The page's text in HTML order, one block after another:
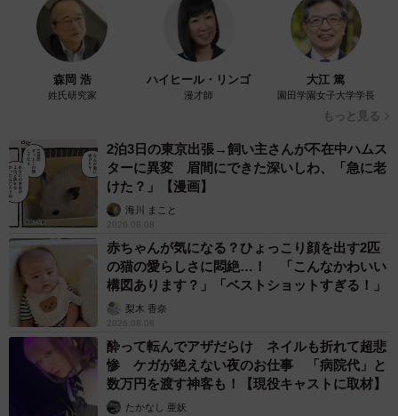
森岡 浩
姓氏研究家
ハイヒール・リンゴ
漫才師
大江 篤
園田学園女子大学学長
もっと見る
2泊3日の東京出張→飼い主さんが不在中ハムス
ターに異変 眉間にできた深いしわ、「急に老
けた？」【漫画】
海川 まこと
2026.08.08
赤ちゃんが気になる？ひょっこり顔を出す2匹
の猫の愛らしさに悶絶…！ 「こんなかわいい
構図あります？」「ベストショットすぎる！」
梨木 香奈
2026.08.08
酔って転んでアザだらけ ネイルも折れて超悲
惨 ケガが絶えない夜のお仕事 「病院代」と
数万円を渡す神客も！【現役キャストに取材】
たかなし 亜妖